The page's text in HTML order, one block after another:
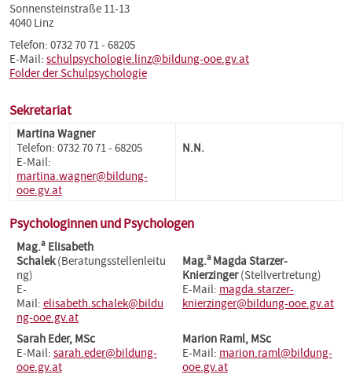
Sonnensteinstraße 11-13
4040 Linz
Telefon: 0732 70 71 - 68205
E-Mail: schulpsychologie.linz@bildung-ooe.gv.at
Folder der Schulpsychologie
Sekretariat
Martina Wagner
Telefon: 0732 70 71 - 68205
E-Mail:
martina.wagner@bildung-
ooe.gv.at
N.N.
Psychologinnen und Psychologen
Mag.aElisabeth
Schalek(Beratungsstellenleitu
ng)
E-
Mail: elisabeth.schalek@bildu
ng-ooe.gv.at
Mag.a Magda Starzer-
Knierzinger(Stellvertretung)
E-Mail: magda.starzer-
knierzinger@bildung-ooe.gv.at
Sarah Eder, MSc
E-Mail: sarah.eder@bildung-
ooe.gv.at
Marion Raml, MSc
E-Mail: marion.raml@bildung-
ooe.gv.at